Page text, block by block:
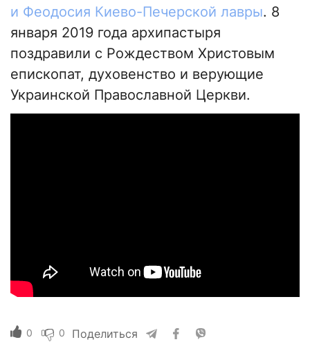
и Феодосия Киево-Печерской лавры. 8
января 2019 года архипастыря
поздравили с Рождеством Христовым
епископат, духовенство и верующие
Украинской Православной Церкви.
0 0 Поделиться